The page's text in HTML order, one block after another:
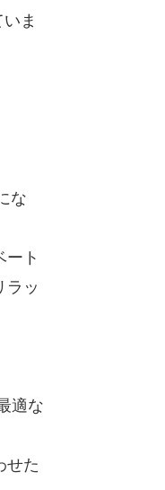
ま
な
ート
ラッ
適な
せた